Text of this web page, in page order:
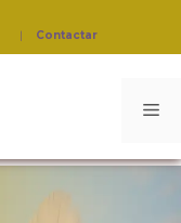
| Contactar